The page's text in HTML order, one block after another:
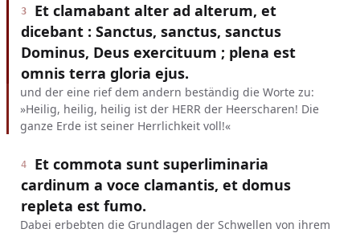
3
Et clamabant alter ad alterum, et
dicebant : Sanctus, sanctus, sanctus
Dominus, Deus exercituum ; plena est
omnis terra gloria ejus.
und der eine rief dem andern beständig die Worte zu:
»Heilig, heilig, heilig ist der HERR der Heerscharen! Die
ganze Erde ist seiner Herrlichkeit voll!«
4
Et commota sunt superliminaria
cardinum a voce clamantis, et domus
repleta est fumo.
Dabei erbebten die Grundlagen der Schwellen von ihrem